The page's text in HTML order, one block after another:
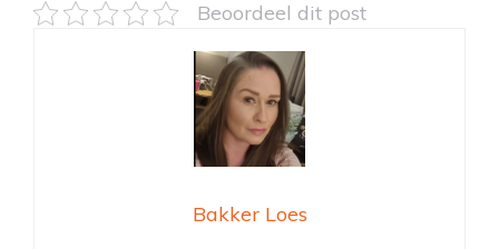
Beoordeel dit post
Bakker Loes